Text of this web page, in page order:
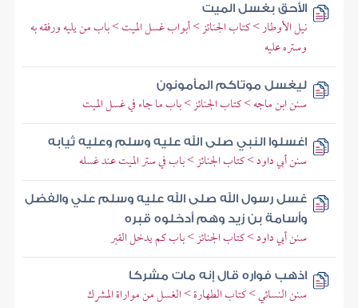
الأحق بغسل الميت
نيل الأوطار > كتاب الجنائز > أبواب غسل الميت > باب من يليه ورفقه به
وستره عليه
ليغسل موتاكم المأمونون
سنن ابن ماجه > كتاب الجنائز > باب ما جاء في غسل الميت
اغسلوا النبي صلى الله عليه وسلم وعليه ثيابه
سنن أبي داود > كتاب الجنائز > باب في ستر الميت عند غسله
غسل رسول الله صلى الله عليه وسلم علي والفضل
وأسامة بن زيد وهم أدخلوه قبره
سنن أبي داود > كتاب الجنائز > باب كم يدخل القبر
اذهب فواره قال إنه مات مشركا
سنن النسائي > كتاب الطهارة > الغسل من مواراة المشرك